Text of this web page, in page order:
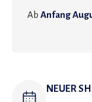
Ab Anfang
NEUER